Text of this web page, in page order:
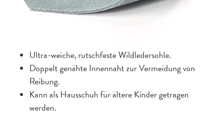
Ultra-weiche, rutschfeste Wildledersohle.
Doppelt genähte Innennaht zur Vermeidung von
Reibung.
Kann als Hausschuh für ältere Kinder getragen
werden.